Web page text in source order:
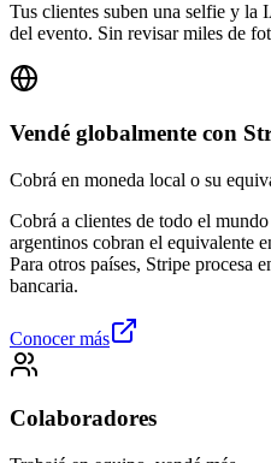
Tus clientes suben una selfie y la
del evento. Sin revisar miles de
Vendé globalmente con
Cobrá en moneda local o su
Cobrá a clientes de todo el
argentinos cobran el equivalente
Para otros países, Stripe procesa
bancaria.
Conocer más
Colaboradores